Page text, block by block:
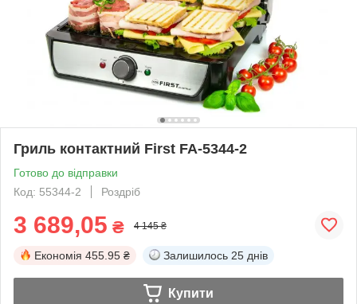
Гриль контактний First FA-5344-2
Готово до відправки
Код: 55344-2
Роздріб
3 689,05 ₴ 4 145 ₴
Економія 455.95 ₴ Залишилось 25 днів
Купити